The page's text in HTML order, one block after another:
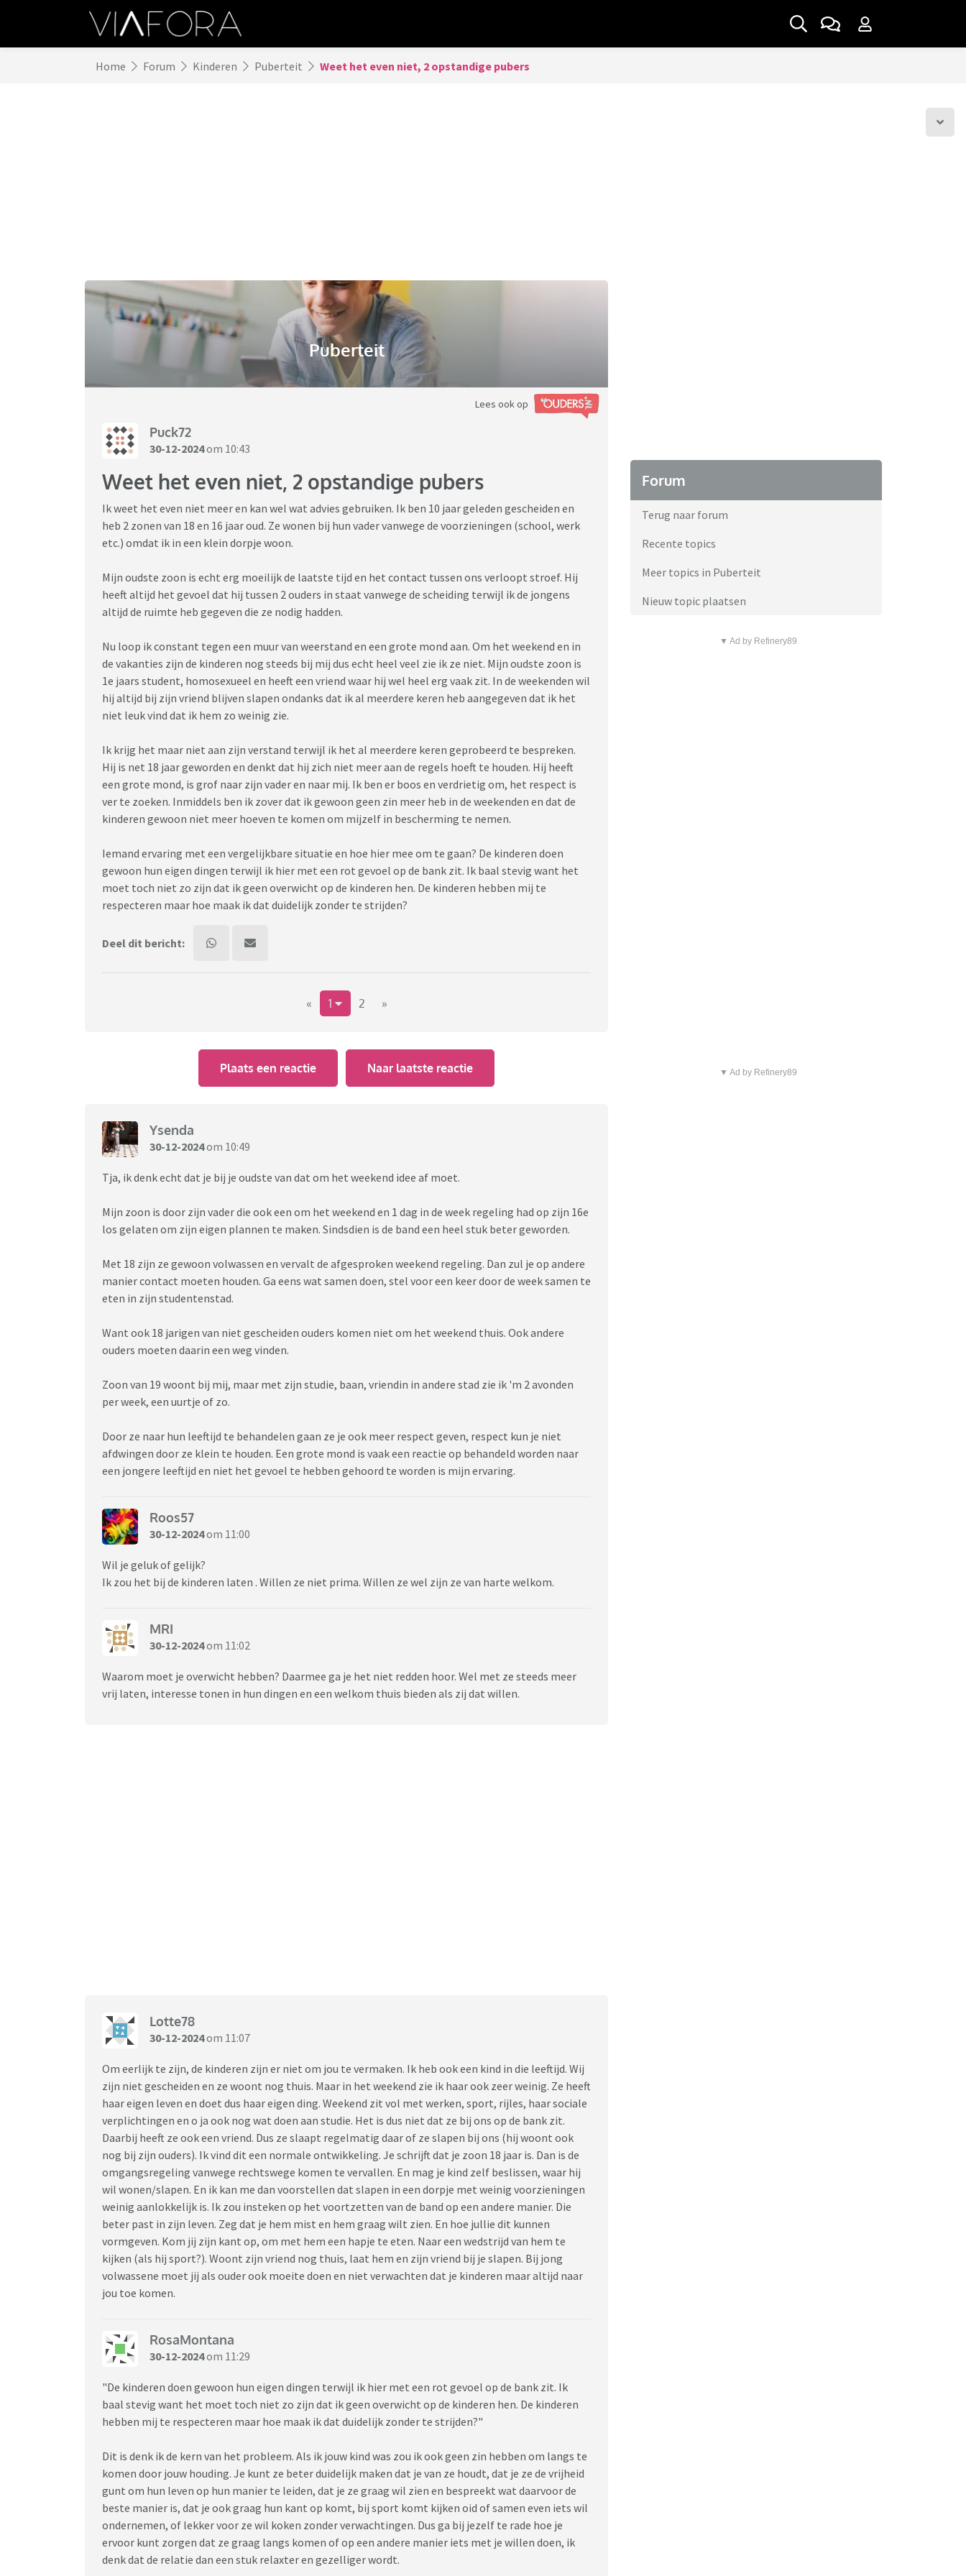
Home Forum Kinderen Puberteit Weet het even niet, 2 opstandige pubers
Puberteit
Lees ook op
Puck72
30-12-2024om 10:43
Weet het even niet, 2 opstandige pubers
Ik weet het even niet meer en kan wel wat advies gebruiken. Ik ben 10 jaar geleden gescheiden en
heb 2 zonen van 18 en 16 jaar oud. Ze wonen bij hun vader vanwege de voorzieningen (school, werk
etc.) omdat ik in een klein dorpje woon.
Mijn oudste zoon is echt erg moeilijk de laatste tijd en het contact tussen ons verloopt stroef. Hij
heeft altijd het gevoel dat hij tussen 2 ouders in staat vanwege de scheiding terwijl ik de jongens
altijd de ruimte heb gegeven die ze nodig hadden.
Nu loop ik constant tegen een muur van weerstand en een grote mond aan. Om het weekend en in
de vakanties zijn de kinderen nog steeds bij mij dus echt heel veel zie ik ze niet. Mijn oudste zoon is
1e jaars student, homosexueel en heeft een vriend waar hij wel heel erg vaak zit. In de weekenden wil
hij altijd bij zijn vriend blijven slapen ondanks dat ik al meerdere keren heb aangegeven dat ik het
niet leuk vind dat ik hem zo weinig zie.
Ik krijg het maar niet aan zijn verstand terwijl ik het al meerdere keren geprobeerd te bespreken.
Hij is net 18 jaar geworden en denkt dat hij zich niet meer aan de regels hoeft te houden. Hij heeft
een grote mond, is grof naar zijn vader en naar mij. Ik ben er boos en verdrietig om, het respect is
ver te zoeken. Inmiddels ben ik zover dat ik gewoon geen zin meer heb in de weekenden en dat de
kinderen gewoon niet meer hoeven te komen om mijzelf in bescherming te nemen.
Iemand ervaring met een vergelijkbare situatie en hoe hier mee om te gaan? De kinderen doen
gewoon hun eigen dingen terwijl ik hier met een rot gevoel op de bank zit. Ik baal stevig want het
moet toch niet zo zijn dat ik geen overwicht op de kinderen hen. De kinderen hebben mij te
respecteren maar hoe maak ik dat duidelijk zonder te strijden?
Deel dit bericht:
« 1 2 »
Plaats een reactie Naar laatste reactie
Ysenda
30-12-2024om 10:49
Tja, ik denk echt dat je bij je oudste van dat om het weekend idee af moet.
Mijn zoon is door zijn vader die ook een om het weekend en 1 dag in de week regeling had op zijn 16e
los gelaten om zijn eigen plannen te maken. Sindsdien is de band een heel stuk beter geworden.
Met 18 zijn ze gewoon volwassen en vervalt de afgesproken weekend regeling. Dan zul je op andere
manier contact moeten houden. Ga eens wat samen doen, stel voor een keer door de week samen te
eten in zijn studentenstad.
Want ook 18 jarigen van niet gescheiden ouders komen niet om het weekend thuis. Ook andere
ouders moeten daarin een weg vinden.
Zoon van 19 woont bij mij, maar met zijn studie, baan, vriendin in andere stad zie ik 'm 2 avonden
per week, een uurtje of zo.
Door ze naar hun leeftijd te behandelen gaan ze je ook meer respect geven, respect kun je niet
afdwingen door ze klein te houden. Een grote mond is vaak een reactie op behandeld worden naar
een jongere leeftijd en niet het gevoel te hebben gehoord te worden is mijn ervaring.
Roos57
30-12-2024om 11:00
Wil je geluk of gelijk?
Ik zou het bij de kinderen laten . Willen ze niet prima. Willen ze wel zijn ze van harte welkom.
MRI
30-12-2024om 11:02
Waarom moet je overwicht hebben? Daarmee ga je het niet redden hoor. Wel met ze steeds meer
vrij laten, interesse tonen in hun dingen en een welkom thuis bieden als zij dat willen.
Lotte78
30-12-2024om 11:07
Om eerlijk te zijn, de kinderen zijn er niet om jou te vermaken. Ik heb ook een kind in die leeftijd. Wij
zijn niet gescheiden en ze woont nog thuis. Maar in het weekend zie ik haar ook zeer weinig. Ze heeft
haar eigen leven en doet dus haar eigen ding. Weekend zit vol met werken, sport, rijles, haar sociale
verplichtingen en o ja ook nog wat doen aan studie. Het is dus niet dat ze bij ons op de bank zit.
Daarbij heeft ze ook een vriend. Dus ze slaapt regelmatig daar of ze slapen bij ons (hij woont ook
nog bij zijn ouders). Ik vind dit een normale ontwikkeling. Je schrijft dat je zoon 18 jaar is. Dan is de
omgangsregeling vanwege rechtswege komen te vervallen. En mag je kind zelf beslissen, waar hij
wil wonen/slapen. En ik kan me dan voorstellen dat slapen in een dorpje met weinig voorzieningen
weinig aanlokkelijk is. Ik zou insteken op het voortzetten van de band op een andere manier. Die
beter past in zijn leven. Zeg dat je hem mist en hem graag wilt zien. En hoe jullie dit kunnen
vormgeven. Kom jij zijn kant op, om met hem een hapje te eten. Naar een wedstrijd van hem te
kijken (als hij sport?). Woont zijn vriend nog thuis, laat hem en zijn vriend bij je slapen. Bij jong
volwassene moet jij als ouder ook moeite doen en niet verwachten dat je kinderen maar altijd naar
jou toe komen.
RosaMontana
30-12-2024om 11:29
"De kinderen doen gewoon hun eigen dingen terwijl ik hier met een rot gevoel op de bank zit. Ik
baal stevig want het moet toch niet zo zijn dat ik geen overwicht op de kinderen hen. De kinderen
hebben mij te respecteren maar hoe maak ik dat duidelijk zonder te strijden?"
Dit is denk ik de kern van het probleem. Als ik jouw kind was zou ik ook geen zin hebben om langs te
komen door jouw houding. Je kunt ze beter duidelijk maken dat je van ze houdt, dat je ze de vrijheid
gunt om hun leven op hun manier te leiden, dat je ze graag wil zien en bespreekt wat daarvoor de
beste manier is, dat je ook graag hun kant op komt, bij sport komt kijken oid of samen even iets wil
ondernemen, of lekker voor ze wil koken zonder verwachtingen. Dus ga bij jezelf te rade hoe je
ervoor kunt zorgen dat ze graag langs komen of op een andere manier iets met je willen doen, ik
denk dat de relatie dan een stuk relaxter en gezelliger wordt.
Forum
Terug naar forum
Recente topics
Meer topics in Puberteit
Nieuw topic plaatsen
▼ Ad by Refinery89
▼ Ad by Refinery89